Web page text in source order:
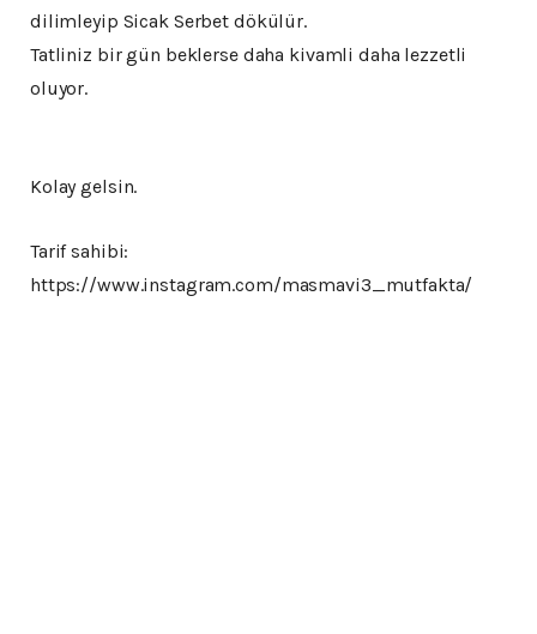
dilimleyip Sicak Serbet dökülür.
Tatliniz bir gün beklerse daha kivamli daha lezzetli
oluyor.
Kolay gelsin.
Tarif sahibi:
https://www.instagram.com/masmavi3_mutfakta/